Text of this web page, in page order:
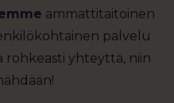
ammattitaitoinen
palvelu
rohkeasti yhteyttä, niin